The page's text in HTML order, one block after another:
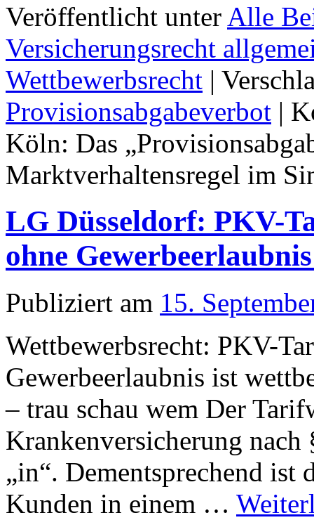
Veröffentlicht unter Alle
Versicherungsrecht
Wettbewerbsrecht |
Provisionsabgabeverbot |
Köln: Das
Marktverhaltensregel im
LG Düsseldorf: PKV-
ohne
Publiziert am 15.
Wettbewerbsrecht: PKV-
Gewerbeerlaubnis ist
– trau schau wem Der
Krankenversicherung
„in“. Dementsprechend ist
Kunden in einem …